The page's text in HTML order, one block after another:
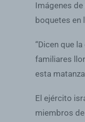
Imágenes
boquetes en
“Dicen que
familiares
esta
El ejército
miembros